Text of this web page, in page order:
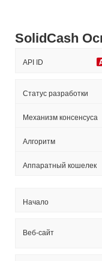
SolidCash
API ID
Статус разработки
Механизм консенсуса
Aлгоритм
Аппаратный кошелек
Началo
Веб-сайт